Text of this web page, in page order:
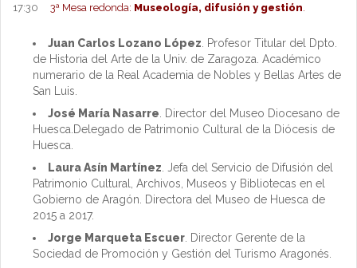
17:30 3ª Mesa redonda: Museología, difusión y gestión
Juan Carlos Lozano López . Profesor Titular del Dpto.
de Historia del Arte de la Univ. de Zaragoza. Académico
numerario de la Real Academia de Nobles y Bellas Artes de
San Luis.
José María Nasarre . Director del Museo Diocesano de
Huesca.Delegado de Patrimonio Cultural de la Diócesis de
Huesca.
Laura Asín Martínez . Jefa del Servicio de Difusión del
Patrimonio Cultural, Archivos, Museos y Bibliotecas en el
Gobierno de Aragón. Directora del Museo de Huesca de
2015 a 2017.
Jorge Marqueta Escuer . Director Gerente de la
Sociedad de Promoción y Gestión del Turismo Aragonés.